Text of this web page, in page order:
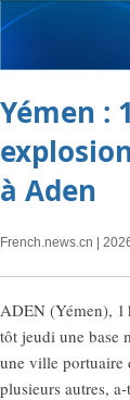
Yémen :
à Aden
French.news.cn |
ADEN (Yémen),
tôt jeudi une base
une ville portuaire
plusieurs autres,